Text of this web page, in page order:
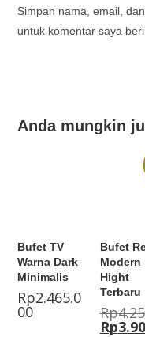
Simpan nama, email,
untuk komentar saya
Anda mungkin
Bufet TV
Warna Dark
Minimalis
Rp2.465.0
00
Bufet
Modern
Hight
Terbaru
Rp
Rp